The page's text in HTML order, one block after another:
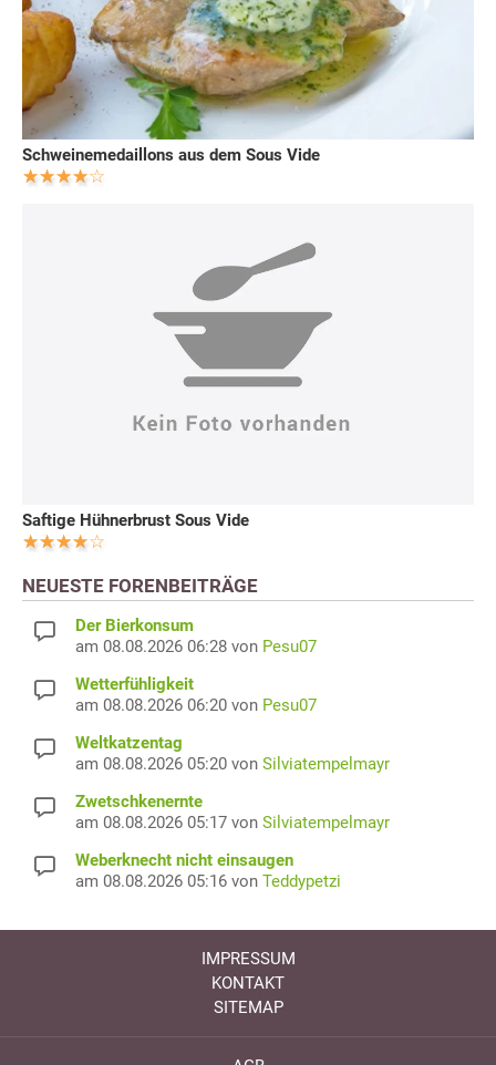
Schweinemedaillons aus dem Sous Vide
Saftige Hühnerbrust Sous Vide
NEUESTE FORENBEITRÄGE
Der Bierkonsum
am 08.08.2026 06:28 von Pesu07
Wetterfühligkeit
am 08.08.2026 06:20 von Pesu07
Weltkatzentag
am 08.08.2026 05:20 von Silviatempelmayr
Zwetschkenernte
am 08.08.2026 05:17 von Silviatempelmayr
Weberknecht nicht einsaugen
am 08.08.2026 05:16 von Teddypetzi
IMPRESSUM
KONTAKT
SITEMAP